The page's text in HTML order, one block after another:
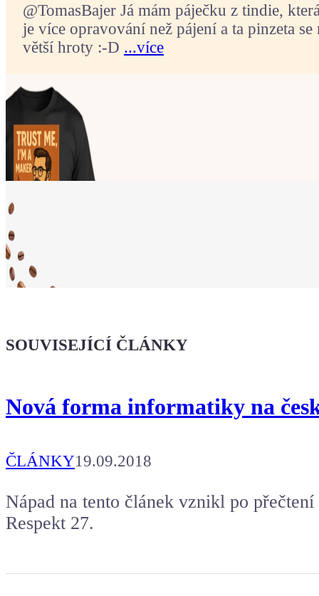
@TomasBajer Já mám páječku z tindie,
je více opravování než pájení a ta pinzeta
větší hroty :-D ...více
že jsi Maker!
Kafe pro Chiptrona
Aby mohl napsat další článek.
SOUVISEJÍCÍ ČLÁNKY
Nová forma informatiky na
ČLÁNKY19.09.2018
Nápad na tento článek vznikl po
Respekt 27.